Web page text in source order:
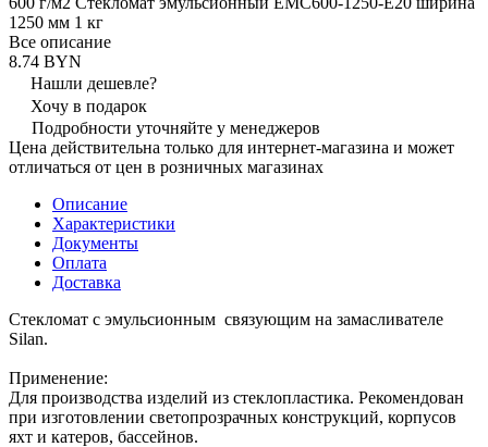
1250 мм 1 кг
Все описание
8.74 BYN
Нашли дешевле?
Хочу в подарок
Подробности уточняйте у менеджеров
Цена действительна только для интернет-магазина и может
отличаться от цен в розничных магазинах
Описание
Характеристики
Документы
Оплата
Доставка
Стекломат с эмульсионным связующим на замасливателе
Silan.
Применение:
Для производства изделий из стеклопластика. Рекомендован
при изготовлении светопрозрачных конструкций, корпусов
яхт и катеров, бассейнов.